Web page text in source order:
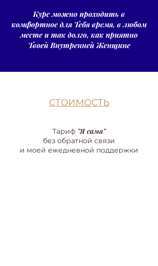
Курс можно проходить в
комфортное для Тебя время, в любом
месте и так долго, как приятно
Твоей Внутренней Женщине
СТОИМОСТЬ
Тариф "Я сама"
без обратной связи
и моей ежедневной поддержки